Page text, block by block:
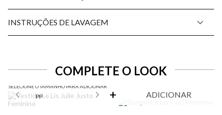
INSTRUÇÕES DE LAVAGEM
COMPLETE O LOOK
SELECIONE O TAMANHO PARA ADICIONAR
PP ADICIONAR